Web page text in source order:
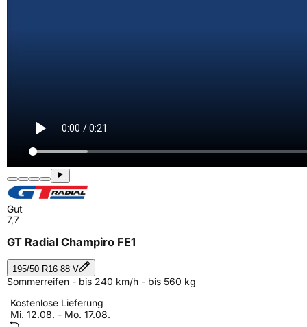
Gut
7,7
GT Radial Champiro FE1
195/50 R16 88 V
Sommerreifen - bis 240 km/h - bis 560 kg
Kostenlose Lieferung
Mi. 12.08. - Mo. 17.08.